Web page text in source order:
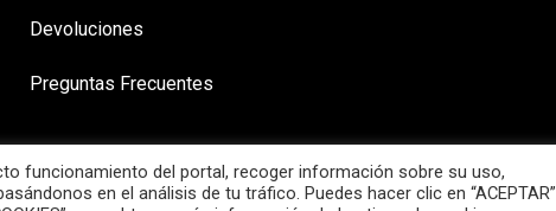
Devoluciones
Preguntas Frecuentes
funcionamiento del portal, recoger información sobre su uso,
en el análisis de tu tráfico. Puedes hacer clic en “ACEPTAR”